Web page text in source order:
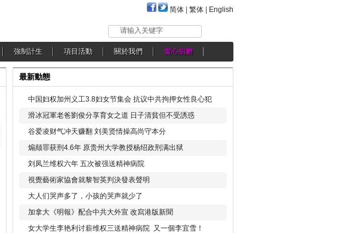
简体 繁体 English
请输入关键字
強制計生 項目活動 關於我們 愛心捐贈
最新動態
中国妇权加州义工3.8妇女节集会 抗议中共拘押女性良心犯
滑冰冠軍老爸劉俊分享育女之道 日子清貧但不受誘惑
谷爱凌财气冲天赚翻 刘美贤情操高尚守本分
煽颠罪获刑4.6年 原贵州大学教授杨绍政刑满出狱
刘凤兰维权六年 五次被强送精神病院
視覺藝術家協會就黎智英判決發表聲明
大人们哭声多了，小孩的哭声就少了
加拿大《明報》配合中共大外宣 改寫港版新聞
女大学生李艳利讨薪维权三送精神病院 又一個李宜雪！